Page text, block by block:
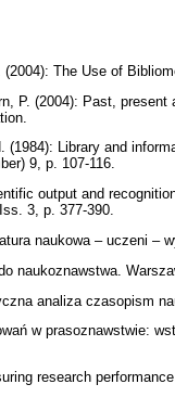
The Use of
P. (2004): Past,
Library and
9, p. 107-116.
output and
3, p. 377-390.
naukowa – uczeni –
naukoznawstwa.
analiza czasopism
w prasoznawstwie:
research